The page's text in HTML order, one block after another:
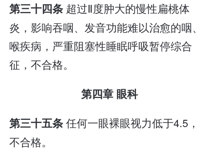
第三十四条 超过Ⅱ度肿大的慢性扁桃体
炎，影响吞咽、发音功能难以治愈的咽、
喉疾病，严重阻塞性睡眠呼吸暂停综合
征，不合格。
第四章 眼科
第三十五条任何一眼裸眼视力低于4.5，
不合格。